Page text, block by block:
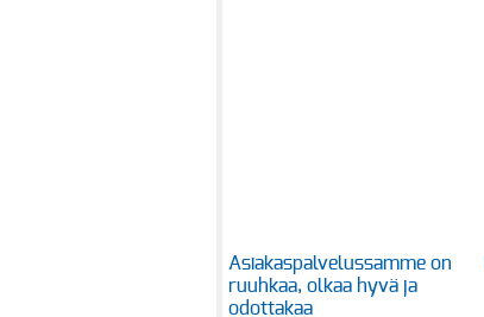
Asiakaspalvelussamme on
ruuhkaa, olkaa hyvä ja
odottakaa